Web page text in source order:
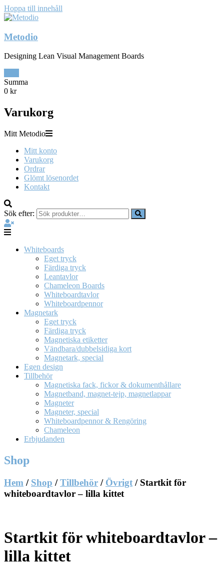
Hoppa till innehåll
Metodio
Designing Lean Visual Management Boards
Summa
0 kr
Varukorg
Mitt Metodio
Mitt konto
Varukorg
Ordrar
Glömt lösenordet
Kontakt
Sök efter:
Whiteboards
Eget tryck
Färdiga tryck
Leantavlor
Chameleon Boards
Whiteboardtavlor
Whiteboardpennor
Magnetark
Eget tryck
Färdiga tryck
Magnetiska etiketter
Vändbara/dubbelsidiga kort
Magnetark, special
Egen design
Tillbehör
Magnetiska fack, fickor & dokumenthållare
Magnetband, magnet-tejp, magnetlappar
Magneter
Magneter, special
Whiteboardpennor & Rengöring
Chameleon
Erbjudanden
Shop
Hem / Shop /Tillbehör / Övrigt / Startkit för
whiteboardtavlor – lilla kittet
Startkit för whiteboardtavlor –
lilla kittet